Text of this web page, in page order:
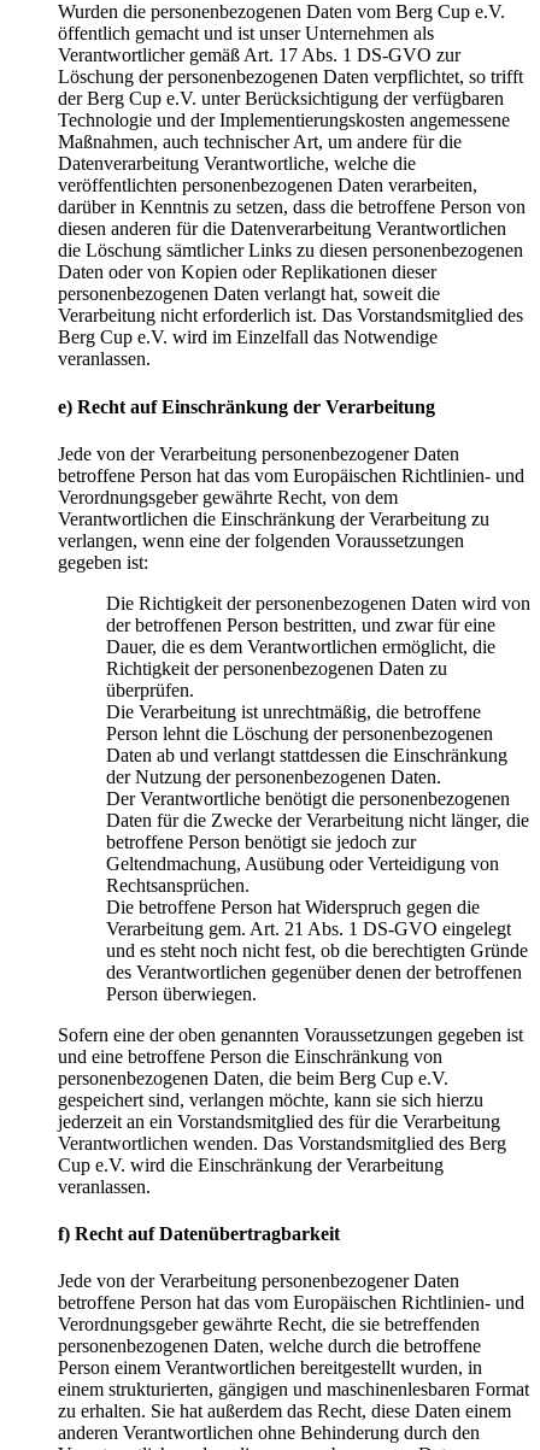
Wurden die personenbezogenen Daten vom Berg Cup e.V.
öffentlich gemacht und ist unser Unternehmen als
Verantwortlicher gemäß Art. 17 Abs. 1 DS-GVO zur
Löschung der personenbezogenen Daten verpflichtet, so trifft
der Berg Cup e.V. unter Berücksichtigung der verfügbaren
Technologie und der Implementierungskosten angemessene
Maßnahmen, auch technischer Art, um andere für die
Datenverarbeitung Verantwortliche, welche die
veröffentlichten personenbezogenen Daten verarbeiten,
darüber in Kenntnis zu setzen, dass die betroffene Person von
diesen anderen für die Datenverarbeitung Verantwortlichen
die Löschung sämtlicher Links zu diesen personenbezogenen
Daten oder von Kopien oder Replikationen dieser
personenbezogenen Daten verlangt hat, soweit die
Verarbeitung nicht erforderlich ist. Das Vorstandsmitglied des
Berg Cup e.V. wird im Einzelfall das Notwendige
veranlassen.
e) Recht auf Einschränkung der Verarbeitung
Jede von der Verarbeitung personenbezogener Daten
betroffene Person hat das vom Europäischen Richtlinien- und
Verordnungsgeber gewährte Recht, von dem
Verantwortlichen die Einschränkung der Verarbeitung zu
verlangen, wenn eine der folgenden Voraussetzungen
gegeben ist:
Die Richtigkeit der personenbezogenen Daten wird von
der betroffenen Person bestritten, und zwar für eine
Dauer, die es dem Verantwortlichen ermöglicht, die
Richtigkeit der personenbezogenen Daten zu
überprüfen.
Die Verarbeitung ist unrechtmäßig, die betroffene
Person lehnt die Löschung der personenbezogenen
Daten ab und verlangt stattdessen die Einschränkung
der Nutzung der personenbezogenen Daten.
Der Verantwortliche benötigt die personenbezogenen
Daten für die Zwecke der Verarbeitung nicht länger, die
betroffene Person benötigt sie jedoch zur
Geltendmachung, Ausübung oder Verteidigung von
Rechtsansprüchen.
Die betroffene Person hat Widerspruch gegen die
Verarbeitung gem. Art. 21 Abs. 1 DS-GVO eingelegt
und es steht noch nicht fest, ob die berechtigten Gründe
des Verantwortlichen gegenüber denen der betroffenen
Person überwiegen.
Sofern eine der oben genannten Voraussetzungen gegeben ist
und eine betroffene Person die Einschränkung von
personenbezogenen Daten, die beim Berg Cup e.V.
gespeichert sind, verlangen möchte, kann sie sich hierzu
jederzeit an ein Vorstandsmitglied des für die Verarbeitung
Verantwortlichen wenden. Das Vorstandsmitglied des Berg
Cup e.V. wird die Einschränkung der Verarbeitung
veranlassen.
f) Recht auf Datenübertragbarkeit
Jede von der Verarbeitung personenbezogener Daten
betroffene Person hat das vom Europäischen Richtlinien- und
Verordnungsgeber gewährte Recht, die sie betreffenden
personenbezogenen Daten, welche durch die betroffene
Person einem Verantwortlichen bereitgestellt wurden, in
einem strukturierten, gängigen und maschinenlesbaren Format
zu erhalten. Sie hat außerdem das Recht, diese Daten einem
anderen Verantwortlichen ohne Behinderung durch den